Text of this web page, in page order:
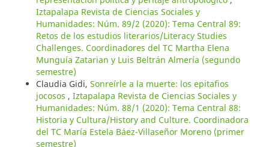
Iztapalapa Revista de Ciencias Sociales y
Humanidades: Núm. 89/2 (2020): Tema Central 89:
Retos de los estudios literarios/Literacy Studies
Challenges. Coordinadores del TC Martha Elena
Munguía Zatarian y Luis Beltrán Almería (segundo
semestre)
Claudia Gidi, Sonreírle a la muerte: los epitafios
jocosos , Iztapalapa Revista de Ciencias Sociales y
Humanidades: Núm. 88/1 (2020): Tema Central 88:
Historia y Cultura/History and Culture. Coordinadora
del TC María Estela Báez-Villaseñor Moreno (primer
semestre)